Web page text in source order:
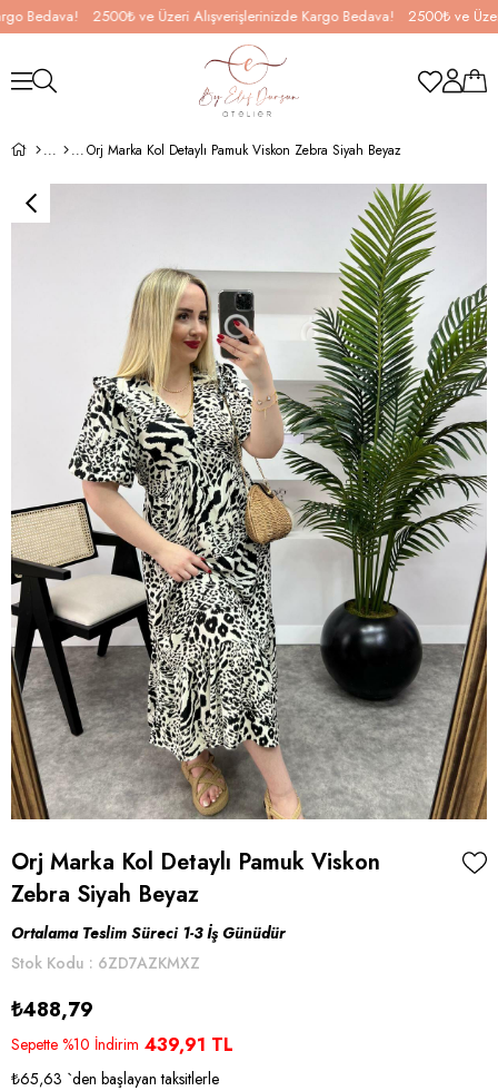
2500₺ ve Üzeri Alışverişlerinizde Kargo Bedava! 2500₺ ve Üzeri
Orj Marka Kol Detaylı Pamuk Viskon Zebra Siyah Beyaz
Orj Marka Kol Detaylı Pamuk Viskon
Zebra Siyah Beyaz
Ortalama Teslim Süreci 1-3 İş Günüdür
Stok Kodu
6ZD7AZKMXZ
₺488,79
Sepette %10 İndirim 439,91 TL
₺65,63 `den başlayan taksitlerle